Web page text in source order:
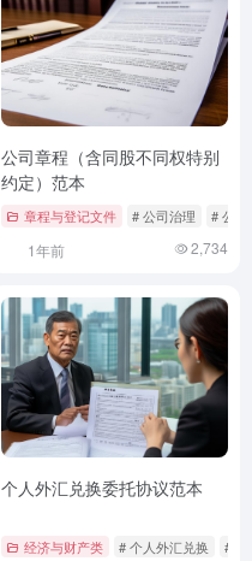
# 法律范本
公司章程（含同股不同权特别
约定）范本
章程与登记文件 # 公司治理 # 公司
1年前 2,734
# 权利义务
个人外汇兑换委托协议范本
经济与财产类 # 个人外汇兑换 # 外